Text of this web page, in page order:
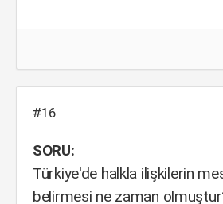
#16
SORU:
Türkiye'de halkla ilişkilerin
belirmesi ne zaman